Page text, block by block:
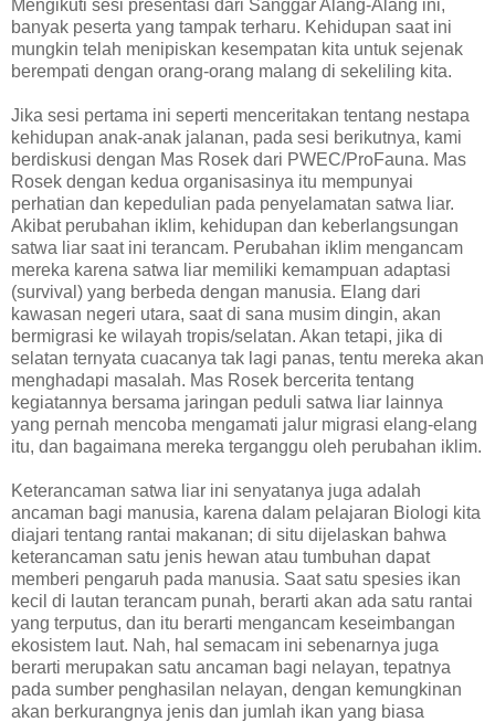
Mengikuti sesi presentasi dari Sanggar Alang-Alang ini,
banyak peserta yang tampak terharu. Kehidupan saat ini
mungkin telah menipiskan kesempatan kita untuk sejenak
berempati dengan orang-orang malang di sekeliling kita.
Jika sesi pertama ini seperti menceritakan tentang nestapa
kehidupan anak-anak jalanan, pada sesi berikutnya, kami
berdiskusi dengan Mas Rosek dari PWEC/ProFauna. Mas
Rosek dengan kedua organisasinya itu mempunyai
perhatian dan kepedulian pada penyelamatan satwa liar.
Akibat perubahan iklim, kehidupan dan keberlangsungan
satwa liar saat ini terancam. Perubahan iklim mengancam
mereka karena satwa liar memiliki kemampuan adaptasi
(survival) yang berbeda dengan manusia. Elang dari
kawasan negeri utara, saat di sana musim dingin, akan
bermigrasi ke wilayah tropis/selatan. Akan tetapi, jika di
selatan ternyata cuacanya tak lagi panas, tentu mereka akan
menghadapi masalah. Mas Rosek bercerita tentang
kegiatannya bersama jaringan peduli satwa liar lainnya
yang pernah mencoba mengamati jalur migrasi elang-elang
itu, dan bagaimana mereka terganggu oleh perubahan iklim.
Keterancaman satwa liar ini senyatanya juga adalah
ancaman bagi manusia, karena dalam pelajaran Biologi kita
diajari tentang rantai makanan; di situ dijelaskan bahwa
keterancaman satu jenis hewan atau tumbuhan dapat
memberi pengaruh pada manusia. Saat satu spesies ikan
kecil di lautan terancam punah, berarti akan ada satu rantai
yang terputus, dan itu berarti mengancam keseimbangan
ekosistem laut. Nah, hal semacam ini sebenarnya juga
berarti merupakan satu ancaman bagi nelayan, tepatnya
pada sumber penghasilan nelayan, dengan kemungkinan
akan berkurangnya jenis dan jumlah ikan yang biasa